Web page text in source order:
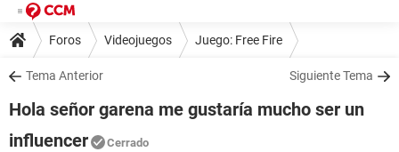
Foros Videojuegos Juego: Free Fire
Tema Anterior Siguiente Tema
Hola señor garena me gustaría mucho ser un
influencer
Cerrado